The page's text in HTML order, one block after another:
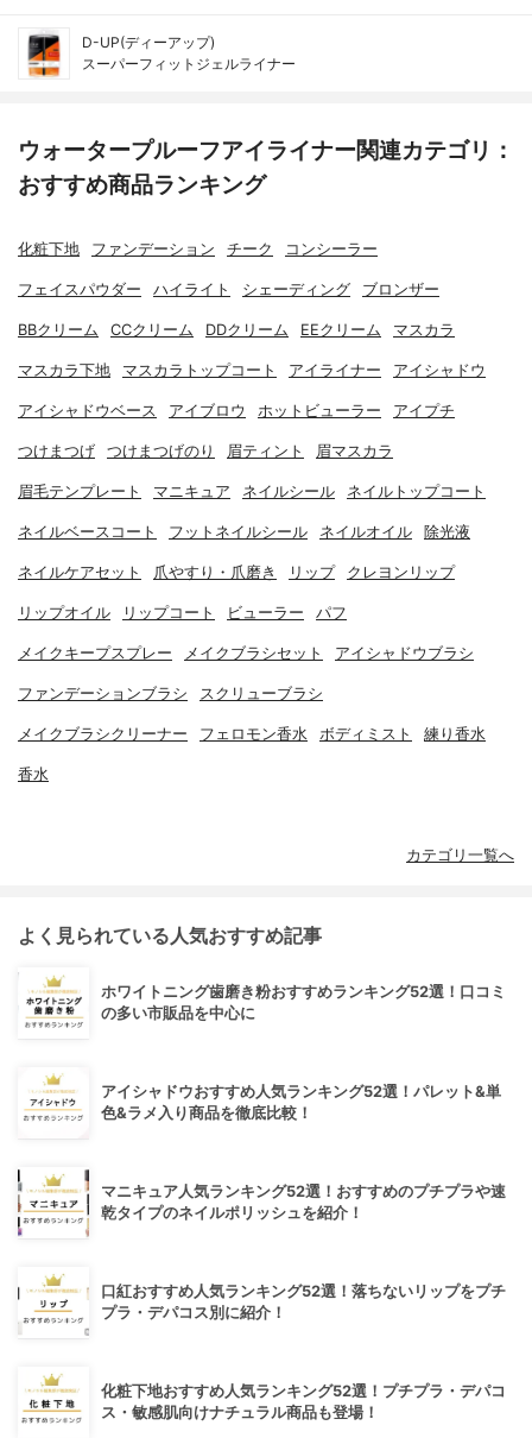
D-UP(ディーアップ)
スーパーフィットジェルライナー
ウォータープルーフアイライナー関連カテゴリ：
おすすめ商品ランキング
化粧下地 ファンデーション チーク コンシーラー
フェイスパウダー ハイライト シェーディング ブロンザー
BBクリーム CCクリーム DDクリーム EEクリーム マスカラ
マスカラ下地 マスカラトップコート アイライナー アイシャドウ
アイシャドウベース アイブロウ ホットビューラー アイプチ
つけまつげ つけまつげのり 眉ティント 眉マスカラ
眉毛テンプレート マニキュア ネイルシール ネイルトップコート
ネイルベースコート フットネイルシール ネイルオイル 除光液
ネイルケアセット 爪やすり・爪磨き リップ クレヨンリップ
リップオイル リップコート ビューラー パフ
メイクキープスプレー メイクブラシセット アイシャドウブラシ
ファンデーションブラシ スクリューブラシ
メイクブラシクリーナー フェロモン香水 ボディミスト 練り香水
香水
カテゴリ一覧へ
よく見られている人気おすすめ記事
ホワイトニング歯磨き粉おすすめランキング52選！口コミ
の多い市販品を中心に
アイシャドウおすすめ人気ランキング52選！パレット&単
色&ラメ入り商品を徹底比較！
マニキュア人気ランキング52選！おすすめのプチプラや速
乾タイプのネイルポリッシュを紹介！
口紅おすすめ人気ランキング52選！落ちないリップをプチ
プラ・デパコス別に紹介！
化粧下地おすすめ人気ランキング52選！プチプラ・デパコ
ス・敏感肌向けナチュラル商品も登場！